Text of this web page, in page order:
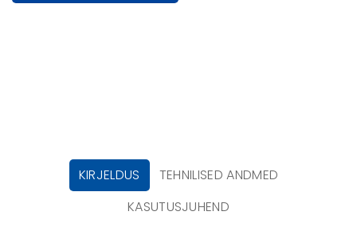
KIRJELDUS
TEHNILISED ANDMED
KASUTUSJUHEND